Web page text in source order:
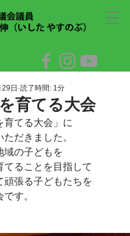
育てる大会
日 読了時間: 1分
育てる大会」に
ただきました。
域の子どもを
てることを目指して
頑張る子どもたちを
す。